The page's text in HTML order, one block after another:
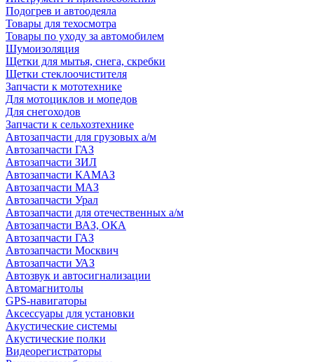
Подогрев и автоодеяла
Товары для техосмотра
Товары по уходу за автомобилем
Шумоизоляция
Щетки для мытья, снега, скребки
Щетки стеклоочистителя
Запчасти к мототехнике
Для мотоциклов и мопедов
Для снегоходов
Запчасти к сельхозтехнике
Автозапчасти для грузовых а/м
Автозапчасти ГАЗ
Автозапчасти ЗИЛ
Автозапчасти КАМАЗ
Автозапчасти МАЗ
Автозапчасти Урал
Автозапчасти для отечественных а/м
Автозапчасти ВАЗ, ОКА
Автозапчасти ГАЗ
Автозапчасти Москвич
Автозапчасти УАЗ
Автозвук и автосигнализации
Автомагнитолы
GPS-навигаторы
Аксессуары для установки
Акустические системы
Акустические полки
Видеорегистраторы